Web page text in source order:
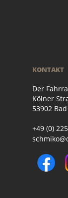
KONTAKT
Der
Kölner
53902
+49 (0)